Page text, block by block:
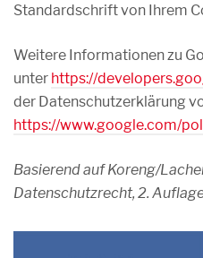
Standardschrift von Ihrem
Weitere Informationen zu
unter https://
der Datenschutzerklärung
https://www.google.com/
Basierend auf Koreng/
Datenschutzrecht, 2.